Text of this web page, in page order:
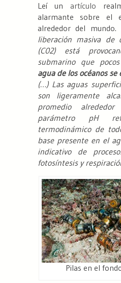
Leí un artículo
alarmante sobre el
alrededor del
liberación masiva de
(C02) está
submarino que
agua de los océanos
(…) Las aguas
son ligeramente
promedio
parámetro pH
termodinámico de
base presente en el
indicativo de
fotosíntesis y
Pilas en el